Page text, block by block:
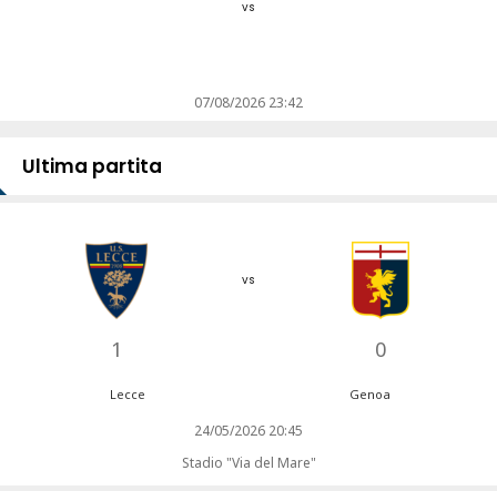
vs
07/08/2026 23:42
Ultima partita
1
vs
0
Lecce Genoa
24/05/2026 20:45
Stadio "Via del Mare"